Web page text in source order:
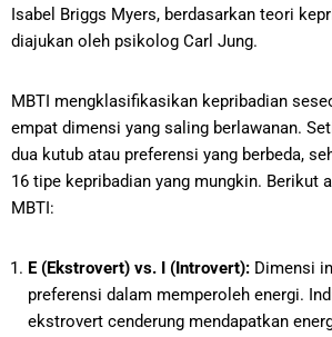
Isabel Briggs Myers, berdasarkan teori
diajukan oleh psikolog Carl Jung.
MBTI mengklasifikasikan kepribadian
empat dimensi yang saling berlawanan.
dua kutub atau preferensi yang berbeda,
16 tipe kepribadian yang mungkin. Berikut
MBTI:
E (Ekstrovert) vs. I (Introvert): Dimensi
preferensi dalam memperoleh energi.
ekstrovert cenderung mendapatkan